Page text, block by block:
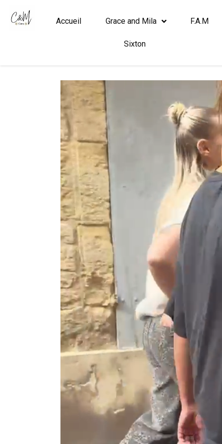
Accueil Grace and Mila F.A.M
Sixton